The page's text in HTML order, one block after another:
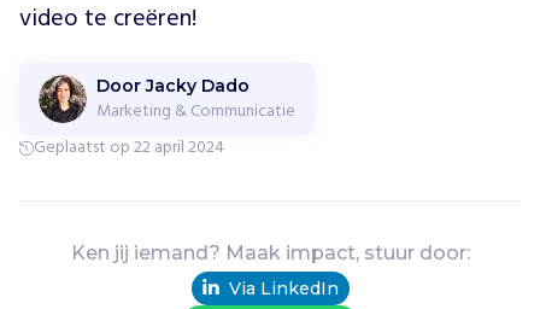
d
e
g
g
e
video te creëren!
Door Jacky Dado
Marketing & Communicatie
Geplaatst op 22 april 2024
Ken jij iemand? Maak impact, stuur door:
Via LinkedIn